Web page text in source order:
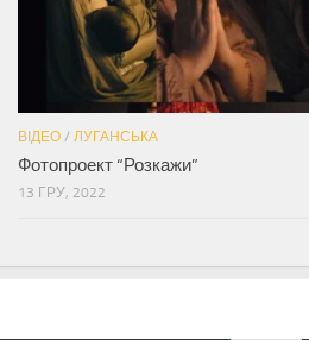
ВІДЕО / ЛУГАНСЬКА
Фотопроект “Розкажи”
13 ГРУ, 2022